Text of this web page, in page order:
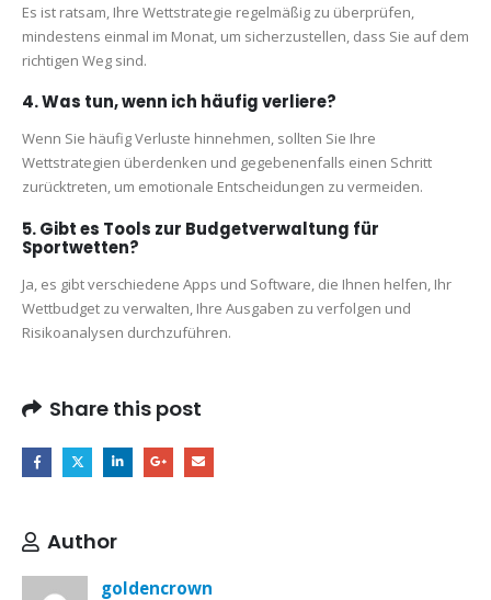
Es ist ratsam, Ihre Wettstrategie regelmäßig zu überprüfen,
mindestens einmal im Monat, um sicherzustellen, dass Sie auf dem
richtigen Weg sind.
4. Was tun, wenn ich häufig verliere?
Wenn Sie häufig Verluste hinnehmen, sollten Sie Ihre
Wettstrategien überdenken und gegebenenfalls einen Schritt
zurücktreten, um emotionale Entscheidungen zu vermeiden.
5. Gibt es Tools zur Budgetverwaltung für
Sportwetten?
Ja, es gibt verschiedene Apps und Software, die Ihnen helfen, Ihr
Wettbudget zu verwalten, Ihre Ausgaben zu verfolgen und
Risikoanalysen durchzuführen.
Share this post
Author
goldencrown